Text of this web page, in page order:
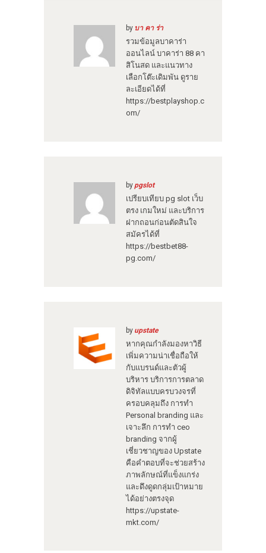
by บา คา ร่า
รวมข้อมูลบาคาร่า
ออนไลน์ บาคาร่า 88 คา
สิโนสด และแนวทาง
เลือกโต๊ะเดิมพัน ดูราย
ละเอียดได้ที่
https://bestplayshop.c
om/
by pgslot
เปรียบเทียบ pg slot เว็บ
ตรง เกมใหม่ และบริการ
ฝากถอนก่อนตัดสินใจ
สมัครได้ที่
https://bestbet88-
pg.com/
by upstate
หากคุณกำลังมองหาวิธี
เพิ่มความน่าเชื่อถือให้
กับแบรนด์และตัวผู้
บริหาร บริการการตลาด
ดิจิทัลแบบครบวงจรที่
ครอบคลุมถึง การทำ
Personal branding และ
เจาะลึก การทำ ceo
branding จากผู้
เชี่ยวชาญของ Upstate
คือคำตอบที่จะช่วยสร้าง
ภาพลักษณ์ที่แข็งแกร่ง
และดึงดูดกลุ่มเป้าหมาย
ได้อย่างตรงจุด
https://upstate-
mkt.com/